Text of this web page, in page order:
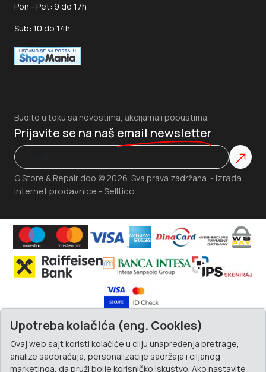
Pon - Pet: 9 do 17h
Sub: 10 do 14h
G Store & Repair doo © 2026. Sva prava zadržana. - Izrada
internet prodavnice - Selltico.
Budite u toku sa novostima, akcijama i popustima.
Prijavite se na naš email newsletter
Upotreba kolačića (eng. Cookies)
Ovaj web sajt koristi kolačiće u cilju unapređenja pretrage,
analize saobraćaja, personalizacije sadržaja i ciljanog
marketinga, da pruži bolje korisničko iskustvo. Ako nastavite